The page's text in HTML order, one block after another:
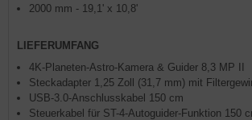
2000 mm - 19,1' x 10,8'
LIEFERUMFANG
4K-Planeten-Astro-Kamera & Guider 8,3 MP II
Steckadapter 1,25 Zoll (31,7 mm) mit
USB-3.0-Anschlusskabel 150 cm
Steuerkabel für ST-4-Autoguider-Funktion 150